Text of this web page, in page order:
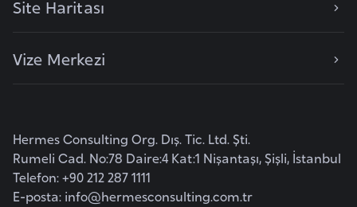
Site Haritası
Vize Merkezi
Hermes Consulting Org. Dış. Tic. Ltd. Şti.
Rumeli Cad. No:78 Daire:4 Kat:1 Nişantaşı, Şişli, İstanbul
Telefon: +90 212 287 1111
E-posta: info@hermesconsulting.com.tr
a
l
F
i
n
l